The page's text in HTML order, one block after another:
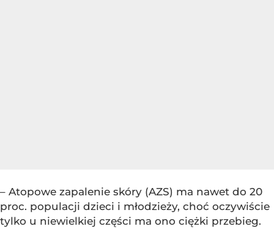
– Atopowe zapalenie skóry (AZS) ma nawet do 20
proc. populacji dzieci i młodzieży, choć oczywiście
tylko u niewielkiej części ma ono ciężki przebieg.